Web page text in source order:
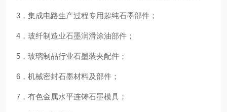
3，集成电路生产过程专用超纯石墨部件；
4，玻纤制造业石墨润滑涂油部件；
5，玻璃制品行业石墨装夹配件；
6，机械密封石墨材料及部件；
7，有色金属水平连铸石墨模具；